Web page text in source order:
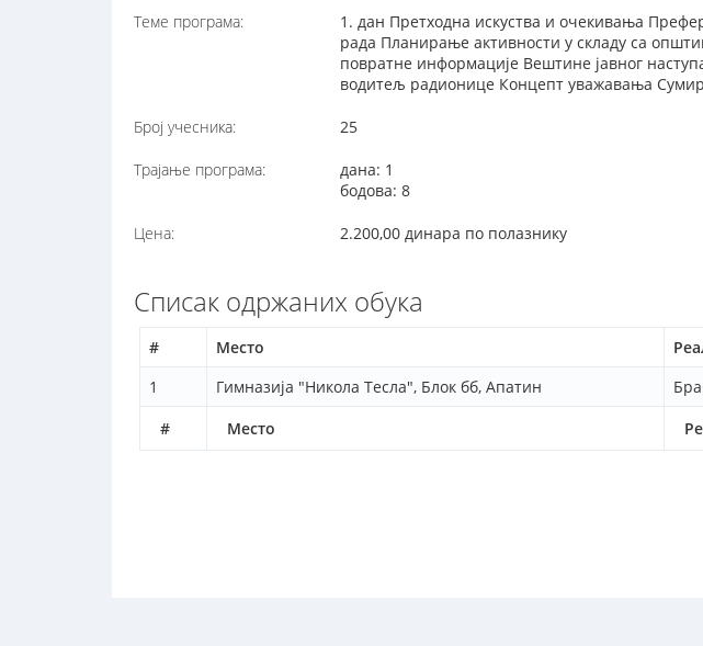
Теме програма:
1. дан Претходна искуства и очекивања
рада Планирање активности у складу са
повратне информације Вештине јавног
водитељ радионице Концепт уважавања
Број учесника: 25
Трајање програма:
дана: 1
бодова: 8
Цена: 2.200,00 динара по полазнику
Списак одржаних обука
# Место
# Место
1 Гимназија "Никола Тесла", Блок бб, Апатин